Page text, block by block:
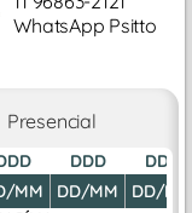
WhatsApp Psitto
Presencial
MM
DDD
DD/MM
DDD
DD/MM